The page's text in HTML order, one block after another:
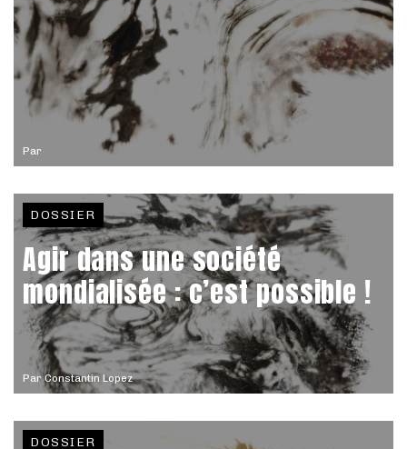
Par
ParConstantin Lopez
DOSSIER
Agir dans une société
mondialisée : c’est possible !
DOSSIER